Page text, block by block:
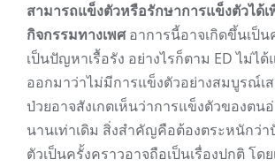
สามารถแข็งตัวหรือรักษาการแข็งตัวได้
กิจกรรมทางเพศอาการนี้อาจเกิดขึ้นเป็น
เป็นปัญหาเรื้อรัง อย่างไรก็ตาม ED ไม่ไ
ออกมาว่าไม่มีการแข็งตัวอย่างสมบูรณ์เ
ป่วยอาจสังเกตเห็นว่าการแข็งตัวของตน
นานเท่าเดิม สิ่งสำคัญคือต้องตระหนักว่
ตัวเป็นครั้งคราวอาจถือเป็นเรื่องปกติ โด